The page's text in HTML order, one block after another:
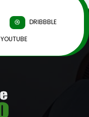
DRIBBBLE
YOUTUBE